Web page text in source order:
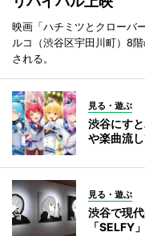
映画「ハチミツとクローバ
ルコ（渋谷区宇田川町）8
される。
見る・遊ぶ
渋谷にす
や楽曲流
見る・遊ぶ
渋谷で現
「SELFY